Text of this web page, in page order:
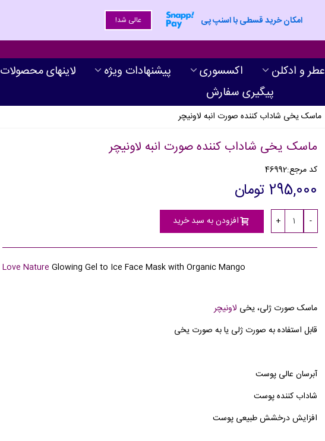
امکان خرید قسطی با اسنپ پی عالی شد!
عطر و ادکلن اکسسوری پیشنهادات ویژه
لاینهای محصولات
پیگیری سفارش
ماسک یخی شاداب کننده صورت انبه لاونیچر
ماسک یخی شاداب کننده صورت انبه لاونیچر
کد مرجع:46992
295,000 تومان
-
+ افزودن به سبد خرید
Love Nature Glowing Gel to Ice Face Mask with Organic Mango
ماسک صورت ژلی، یخی لاونیچر
قابل استفاده به صورت ژلی یا به صورت یخی
آبرسان عالی پوست
شاداب کننده پوست
افزایش درخشش طبیعی پوست